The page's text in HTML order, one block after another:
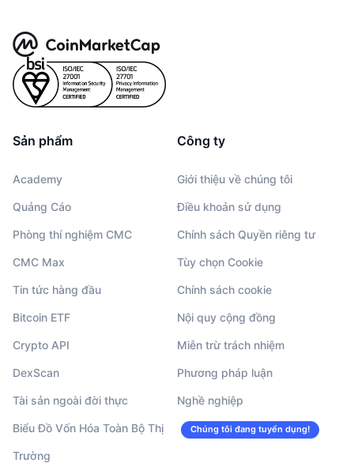
Sản phẩm
Academy
Quảng Cáo
Phòng thí nghiệm CMC
CMC Max
Tin tức hàng đầu
Bitcoin ETF
Crypto API
DexScan
Tài sản ngoài đời thực
Biểu Đồ Vốn Hóa Toàn Bộ Thị
Trường
Công ty
Giới thiệu về chúng tôi
Điều khoản sử dụng
Chính sách Quyền riêng tư
Tùy chọn Cookie
Chính sách cookie
Nội quy cộng đồng
Miễn trừ trách nhiệm
Phương pháp luận
Nghề nghiệp
Chúng tôi đang tuyển dụng!